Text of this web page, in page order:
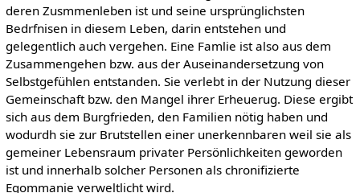
deren Zusmmenleben ist und seine ursprünglichsten
Bedrfnisen in diesem Leben, darin entstehen und
gelegentlich auch vergehen. Eine Famlie ist also aus dem
Zusammengehen bzw. aus der Auseinandersetzung von
Selbstgefühlen entstanden. Sie verlebt in der Nutzung dieser
Gemeinschaft bzw. den Mangel ihrer Erheuerug. Diese ergibt
sich aus dem Burgfrieden, den Familien nötig haben und
wodurdh sie zur Brutstellen einer unerkennbaren weil sie als
gemeiner Lebensraum privater Persönlichkeiten geworden
ist und innerhalb solcher Personen als chronifizierte
Egommanie verweltlicht wird.